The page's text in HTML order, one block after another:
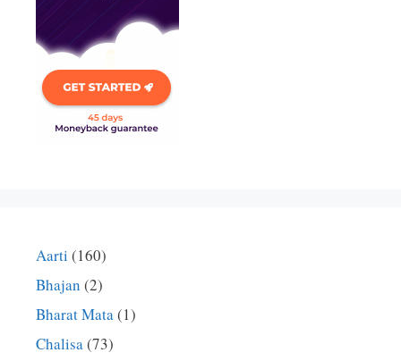
Aarti (160)
Bhajan (2)
Bharat Mata(1)
Chalisa(73)